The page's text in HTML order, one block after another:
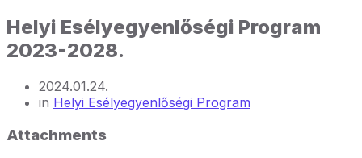
Helyi Esélyegyenlőségi Program
2023-2028.
2024.01.24.
in Helyi Esélyegyenlőségi Program
Attachments